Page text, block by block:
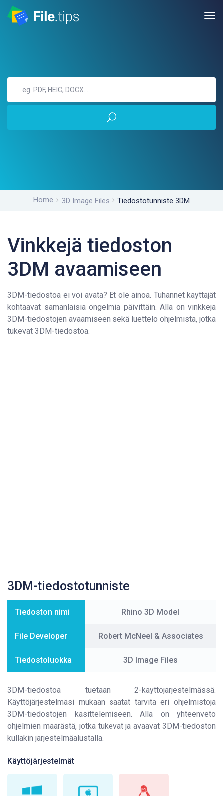
Home 3D Image Files Tiedostotunniste 3DM
Vinkkejä tiedoston
3DM avaamiseen
3DM-tiedostoa ei voi avata? Et ole ainoa. Tuhannet käyttäjät
kohtaavat samanlaisia ongelmia päivittäin. Alla on vinkkejä
3DM-tiedostojen avaamiseen sekä luettelo ohjelmista, jotka
tukevat 3DM-tiedostoa.
3DM-tiedostotunniste
Tiedoston nimi Rhino 3D Model
File Developer Robert McNeel & Associates
Tiedostoluokka 3D Image Files
3DM-tiedostoa tuetaan 2-käyttöjärjestelmässä.
Käyttöjärjestelmäsi mukaan saatat tarvita eri ohjelmistoja
3DM-tiedostojen käsittelemiseen. Alla on yhteenveto
ohjelmien määrästä, jotka tukevat ja avaavat 3DM-tiedoston
kullakin järjestelmäalustalla.
Käyttöjärjestelmät